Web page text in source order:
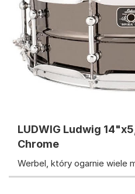
LUDWIG Ludwig
Chrome
Werbel, który ogarnie wiele